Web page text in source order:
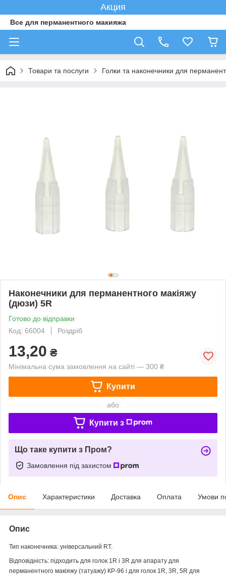
Акция
Все для перманентного макияжа
Товари та послуги Голки та наконечники для
Наконечники для перманентного макіяжу
(дюзи) 5R
Готово до відправки
Код: 66004
Роздріб
13,20 ₴
Мінімальна сума замовлення на сайті — 300 ₴
Купити
або
Купити з
Що таке купити з Пром?
Замовлення під захистом
Опис Характеристики Доставка Оплата Умови
Опис
Тип наконечника: універсальний RT.
Відповідність: підходить для голок 1R і 3R для апарату для
перманентного макіяжу (татуажу) КР-96 і для голок 1R, 3R, 5R для